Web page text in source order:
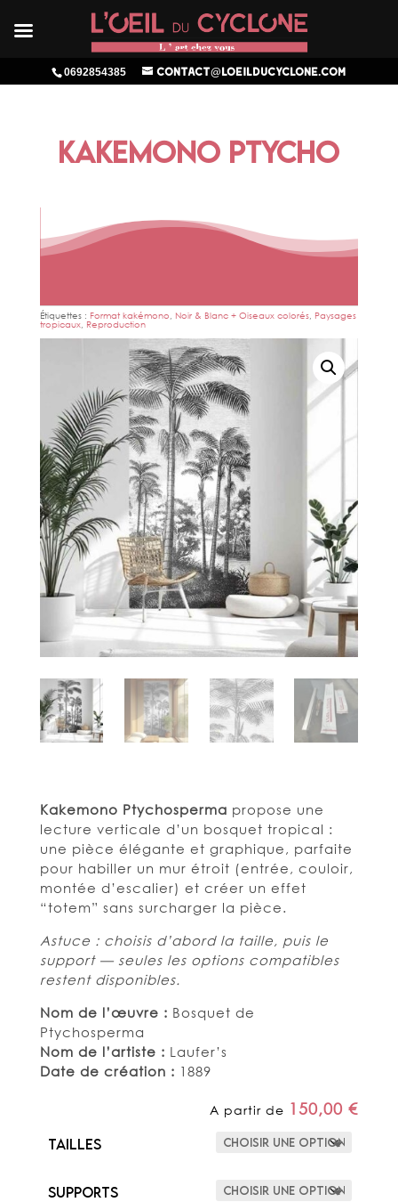
0692854385 contact@loeilducyclone.com
KAKEMONO PTYCHO
Étiquettes : Format kakémono, Noir & Blanc + Oiseaux colorés, Paysages
tropicaux, Reproduction
Kakemono Ptychosperma propose une
lecture verticale d’un bosquet tropical :
une pièce élégante et graphique, parfaite
pour habiller un mur étroit (entrée, couloir,
montée d’escalier) et créer un effet
“totem” sans surcharger la pièce.
Astuce : choisis d’abord la taille, puis le
support — seules les options compatibles
restent disponibles.
Nom de l’œuvre : Bosquet de
Ptychosperma
Nom de l’artiste : Laufer’s
Date de création : 1889
A partir de 150,00€
Tailles
Supports